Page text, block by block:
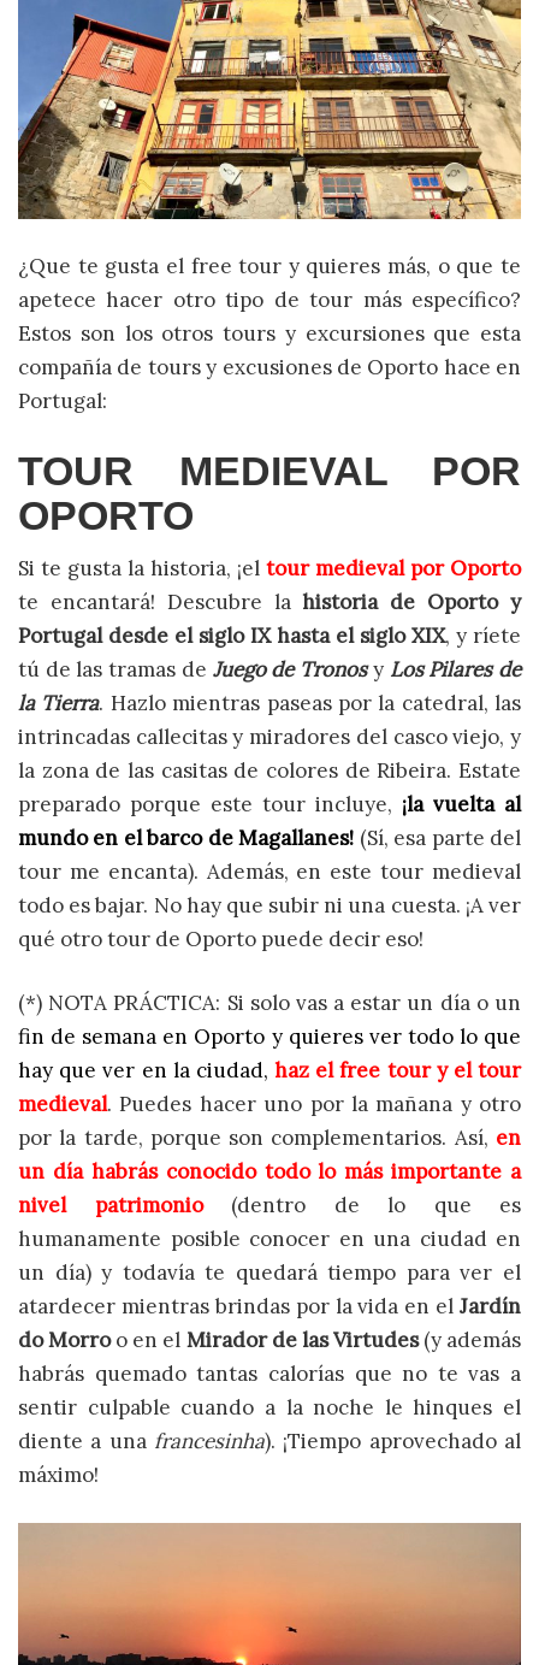
¿Que te gusta el free tour y quieres más, o que te
apetece hacer otro tipo de tour más específico?
Estos son los otros tours y excursiones que esta
compañía de tours y excusiones de Oporto hace en
Portugal:
TOUR MEDIEVAL POR
OPORTO
Si te gusta la historia, ¡el tour medieval por Oporto
te encantará! Descubre lahistoria de Oporto y
Portugal desde el siglo IX hasta el siglo XIX, y ríete
tú de las tramas de Juego de Tronosy Los Pilares de
la Tierra. Hazlo mientras paseas por la catedral, las
intrincadas callecitas y miradores del casco viejo, y
la zona de las casitas de colores de Ribeira. Estate
preparado porque este tour incluye, ¡la vuelta al
mundo en el barco de Magallanes! (Sí, esa parte del
tour me encanta). Además, en este tour medieval
todo es bajar. No hay que subir ni una cuesta. ¡A ver
qué otro tour de Oporto puede decir eso!
(*) NOTA PRÁCTICA: Si solo vas a estar un día o un
fin de semana en Oporto y quieres ver todo lo que
hay que ver en la ciudad, haz el free tour y el tour
medieval. Puedes hacer uno por la mañana y otro
por la tarde, porque son complementarios. Así, en
un día habrás conocido todo lo más importante a
nivel patrimonio(dentro de lo que es
humanamente posible conocer en una ciudad en
un día) y todavía te quedará tiempo para ver el
atardecer mientras brindas por la vida en el Jardín
do Morroo en el Mirador de las Virtudes(y además
habrás quemado tantas calorías que no te vas a
sentir culpable cuando a la noche le hinques el
diente a una francesinha). ¡Tiempo aprovechado al
máximo!